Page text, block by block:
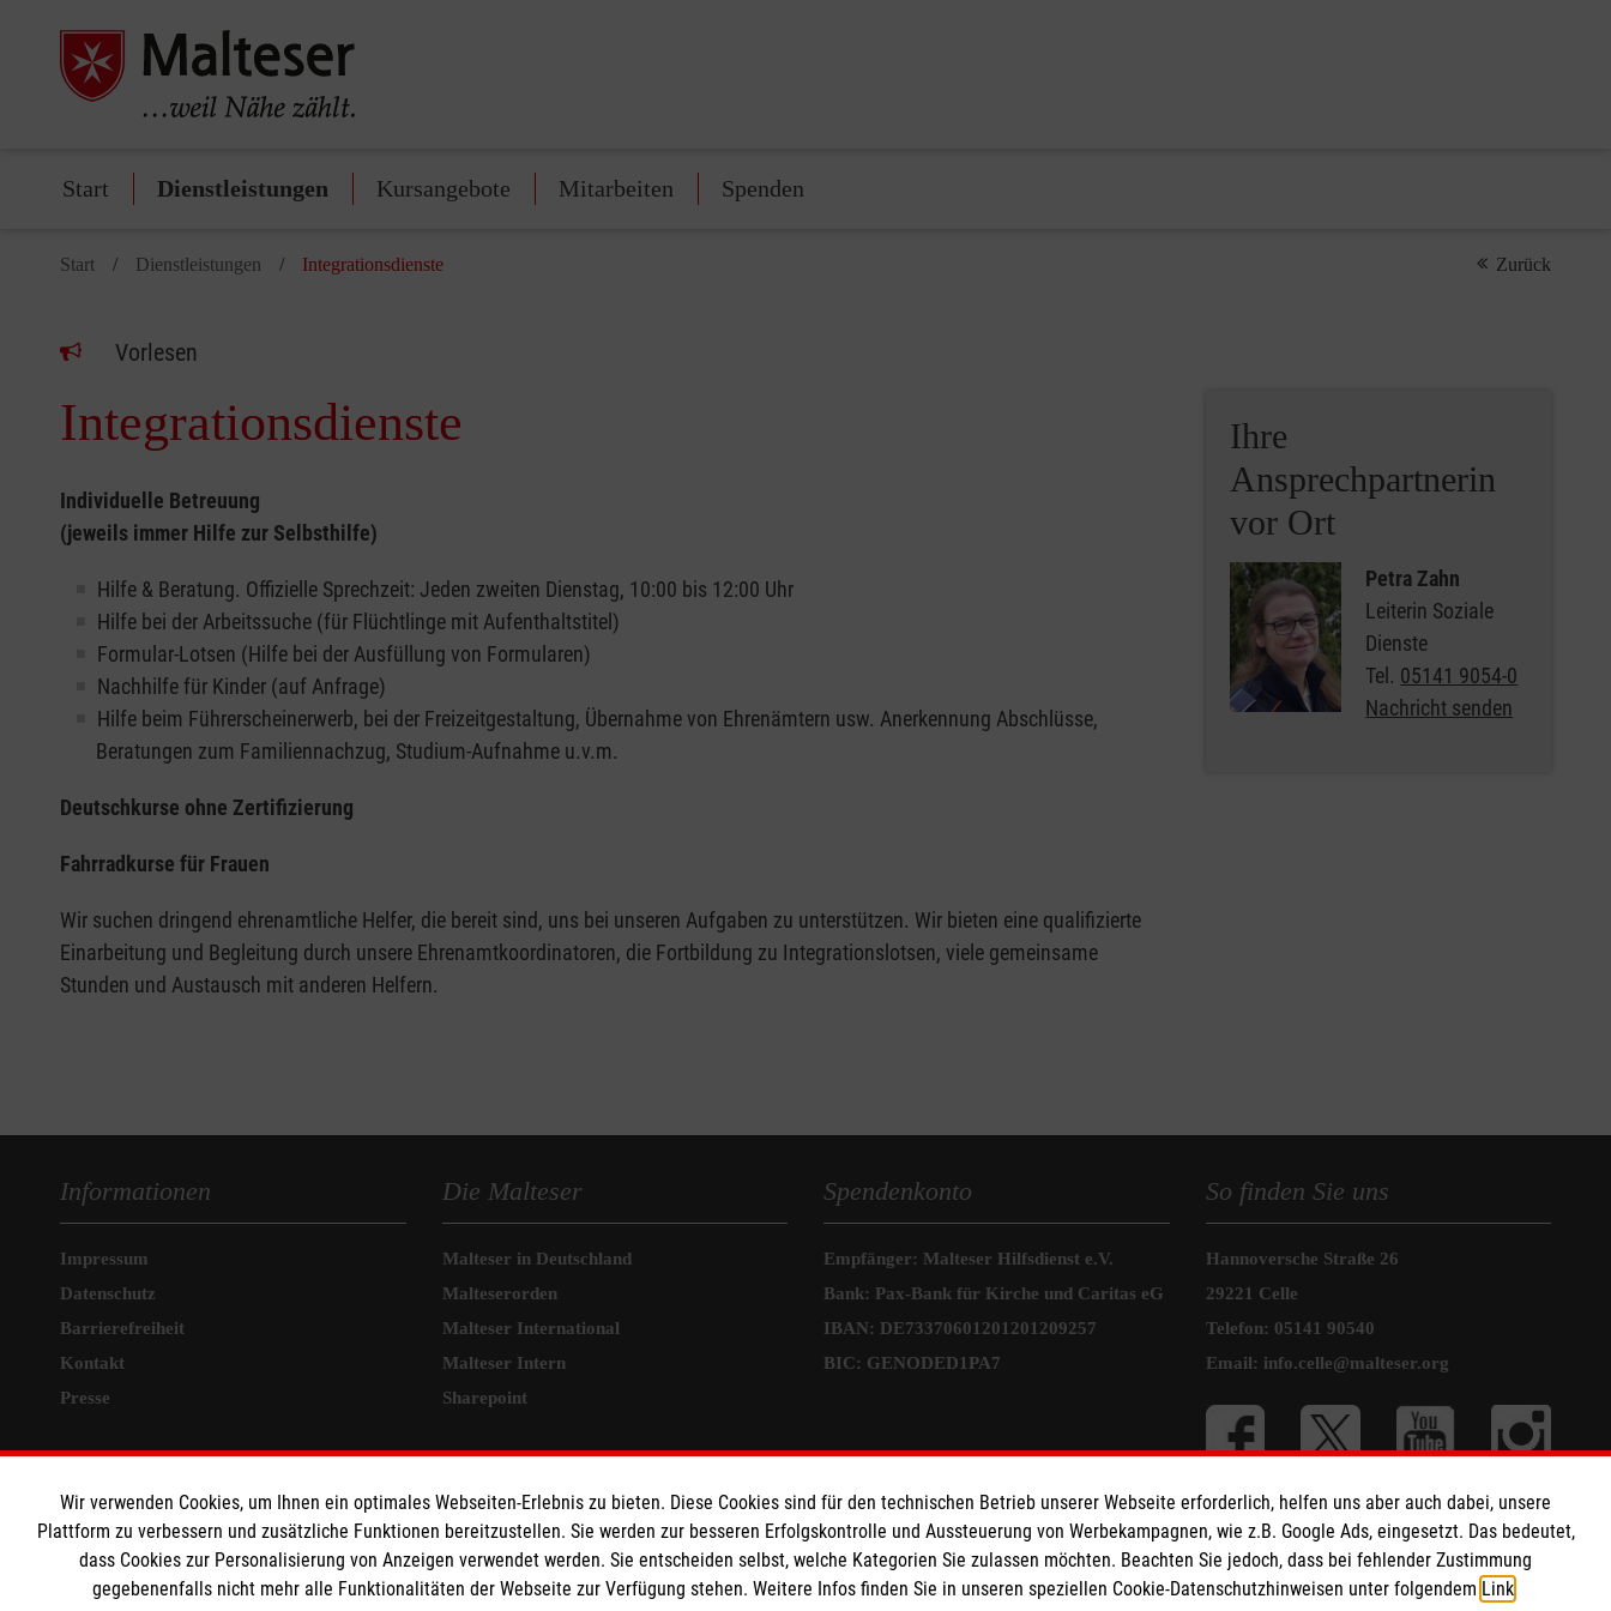
Start Dienstleistungen Kursangebote Mitarbeiten Spenden
Start Dienstleistungen Integrationsdienste Zurück
Vorlesen
Integrationsdienste
Individuelle Betreuung
(jeweils immer Hilfe zur Selbsthilfe)
Hilfe & Beratung. Offizielle Sprechzeit: Jeden zweiten Dienstag, 10:00 bis 12:00 Uhr
Hilfe bei der Arbeitssuche (für Flüchtlinge mit Aufenthaltstitel)
Formular-Lotsen (Hilfe bei der Ausfüllung von Formularen)
Nachhilfe für Kinder (auf Anfrage)
Hilfe beim Führerscheinerwerb, bei der Freizeitgestaltung, Übernahme von Ehrenämtern usw. Anerkennung Abschlüsse,
Beratungen zum Familiennachzug, Studium-Aufnahme u.v.m.
Deutschkurse ohne Zertifizierung
Fahrradkurse für Frauen
Wir suchen dringend ehrenamtliche Helfer, die bereit sind, uns bei unseren Aufgaben zu unterstützen. Wir bieten eine qualifizierte
Einarbeitung und Begleitung durch unsere Ehrenamtkoordinatoren, die Fortbildung zu Integrationslotsen, viele gemeinsame
Stunden und Austausch mit anderen Helfern.
Ihre
Ansprechpartnerin
vor Ort
Petra Zahn
Leiterin Soziale
Dienste
Tel. 05141 9054-0
Nachricht senden
Informationen
Impressum
Datenschutz
Barrierefreiheit
Kontakt
Presse
Malteser Celle intern
HiOrg Login
Die Malteser
Malteser in Deutschland
Malteserorden
Malteser International
Malteser Intern
Sharepoint
MPG Ansprechpartner
Den Beauftragten für
Medizinproduktesicherheit im Malteser
Rettungsdienst und den Einsatzdiensten der
Spendenkonto
Empfänger: Malteser Hilfsdienst e.V.
Bank: Pax-Bank für Kirche und Caritas eG
IBAN: DE73370601201201209257
BIC: GENODED1PA7
So finden Sie uns
Hannoversche Straße 26
29221 Celle
Telefon: 05141 90540
Email: info.celle@malteser.org
Wir verwenden Cookies, um Ihnen ein optimales Webseiten-Erlebnis zu bieten. Diese Cookies sind für den technischen Betrieb unserer Webseite erforderlich, helfen uns aber auch dabei, unsere
Plattform zu verbessern und zusätzliche Funktionen bereitzustellen. Sie werden zur besseren Erfolgskontrolle und Aussteuerung von Werbekampagnen, wie z.B. Google Ads, eingesetzt. Das bedeutet,
dass Cookies zur Personalisierung von Anzeigen verwendet werden. Sie entscheiden selbst, welche Kategorien Sie zulassen möchten. Beachten Sie jedoch, dass bei fehlender Zustimmung
gegebenenfalls nicht mehr alle Funktionalitäten der Webseite zur Verfügung stehen. Weitere Infos finden Sie in unseren speziellen Cookie-Datenschutzhinweisen unter folgendem Link